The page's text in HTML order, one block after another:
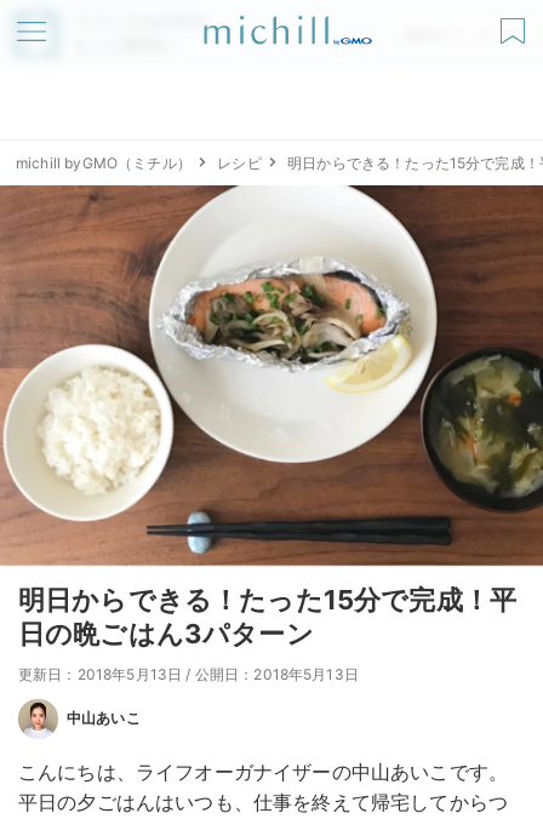
アプリでmichillが
無料ダウンロード
michill byGMO（ミチル） レシピ 明日からできる！たった15分で完成
明日からできる！たった15分で完成！平
日の晩ごはん3パターン
更新日：2018年5月13日 / 公開日：2018年5月13日
中山あいこ
こんにちは、ライフオーガナイザーの中山あいこです。
平日の夕ごはんはいつも、仕事を終えて帰宅してからつ